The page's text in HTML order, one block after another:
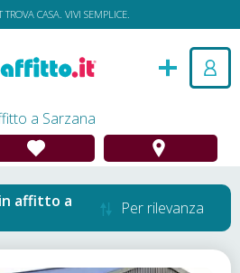
TROVA CASA. VIVI SEMPLICE.
a Sarzana
affitto a Per rilevanza